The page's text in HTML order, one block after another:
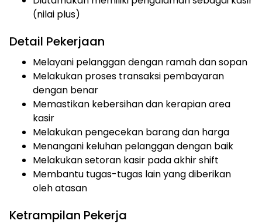
(nilai plus)
Detail Pekerjaan
Melayani pelanggan dengan ramah dan sopan
Melakukan proses transaksi pembayaran
dengan benar
Memastikan kebersihan dan kerapian area
kasir
Melakukan pengecekan barang dan harga
Menangani keluhan pelanggan dengan baik
Melakukan setoran kasir pada akhir shift
Membantu tugas-tugas lain yang diberikan
oleh atasan
Ketrampilan Pekerja